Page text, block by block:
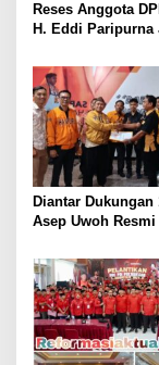
Reses Anggota
H. Eddi Paripurna
Tragedi 27 Juli
Diantar Dukungan
Asep Uwoh Resmi
Hanura Purwakarta